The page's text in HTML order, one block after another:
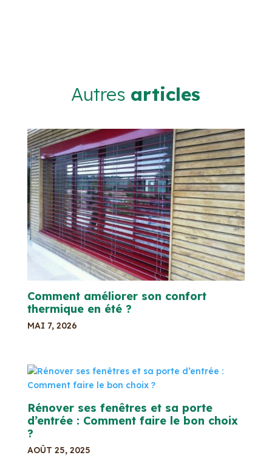
Autres articles
Comment améliorer son confort
thermique en été ?
MAI 7, 2026
Rénover ses fenêtres et sa porte
d’entrée : Comment faire le bon choix
?
AOÛT 25, 2025